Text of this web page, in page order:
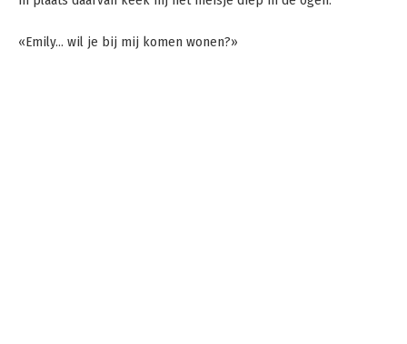
«Emily… wil je bij mij komen wonen?»